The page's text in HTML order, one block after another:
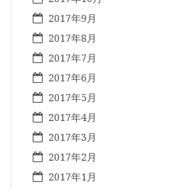
2017年9月
2017年8月
2017年7月
2017年6月
2017年5月
2017年4月
2017年3月
2017年2月
2017年1月